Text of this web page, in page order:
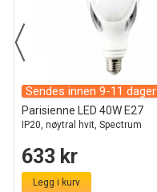
Sendes innen 9-11 dager
Parisienne LED 40W E27
IP20, nøytral hvit, Spectrum
633 kr
Legg i kurv